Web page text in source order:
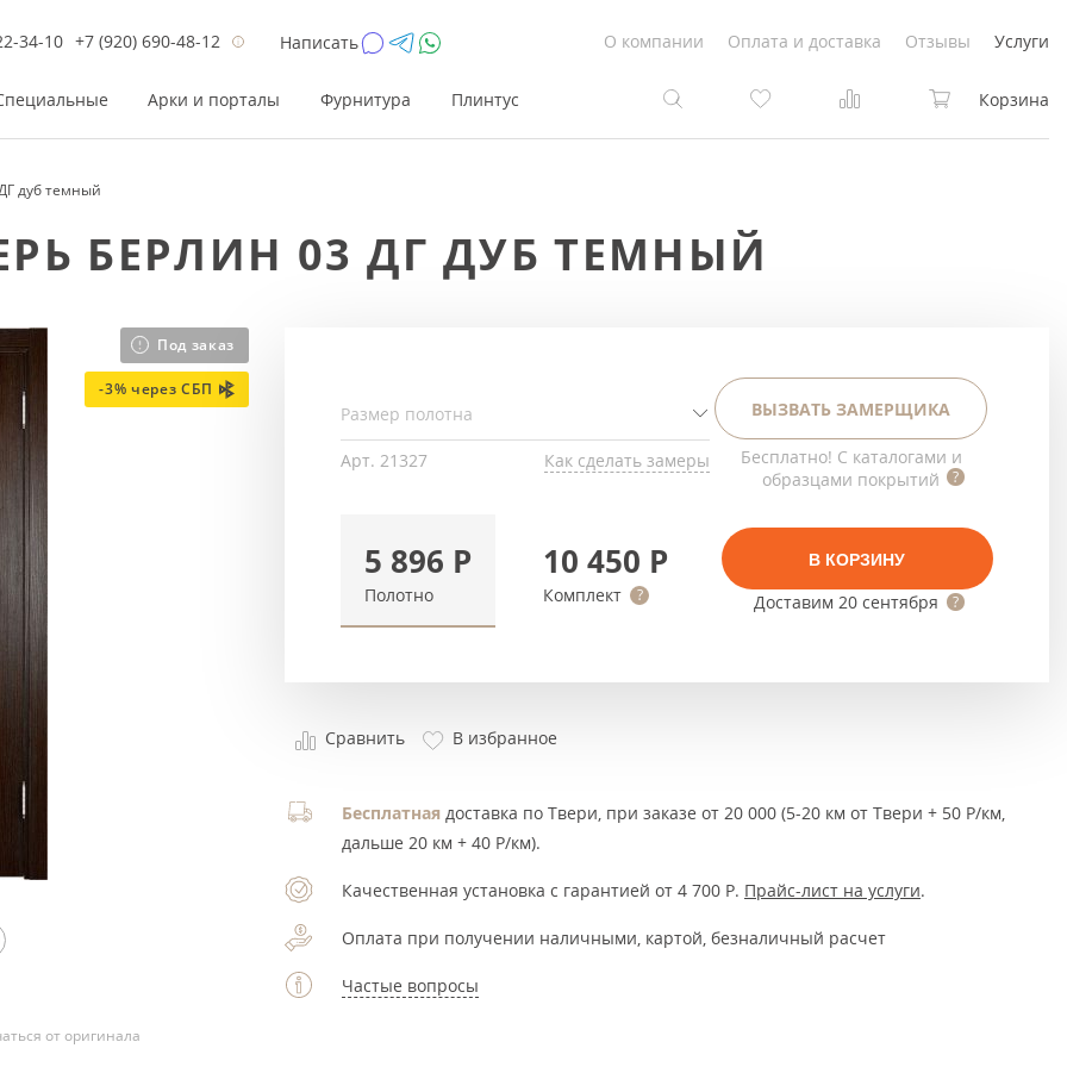
34-10 +7 (920) 690-48-12 Написать О компании Оплата и доставка Отзывы Услуги
до 26 200Р
от 42 000
Белые
до 17 800Р
от 33 300
под покраску
Серый цвет
Арки и порталы Фурнитура Плинтус Корзина
дуб темный
БЕРЛИН 03 ДГ ДУБ ТЕМНЫЙ
Под заказ
-3% через СБП
от оригинала
Арт.21327 Как сделать замеры
ВЫЗВАТЬ ЗАМЕРЩИКА
Бесплатно! С каталогами и
образцами покрытий
5 896 Р
Полотно
10 450 Р
Комплект
В КОРЗИНУ
Доставим 20 сентября
Сравнить В избранное
Бесплатная доставка по Твери, при заказе от 20 000 (5-20 км от Твери + 50 Р/км,
дальше 20 км + 40 Р/км).
Качественная установка с гарантией от 4 700 Р. Прайс-лист на услуги.
Оплата при получении наличными, картой, безналичный расчет
Частые вопросы